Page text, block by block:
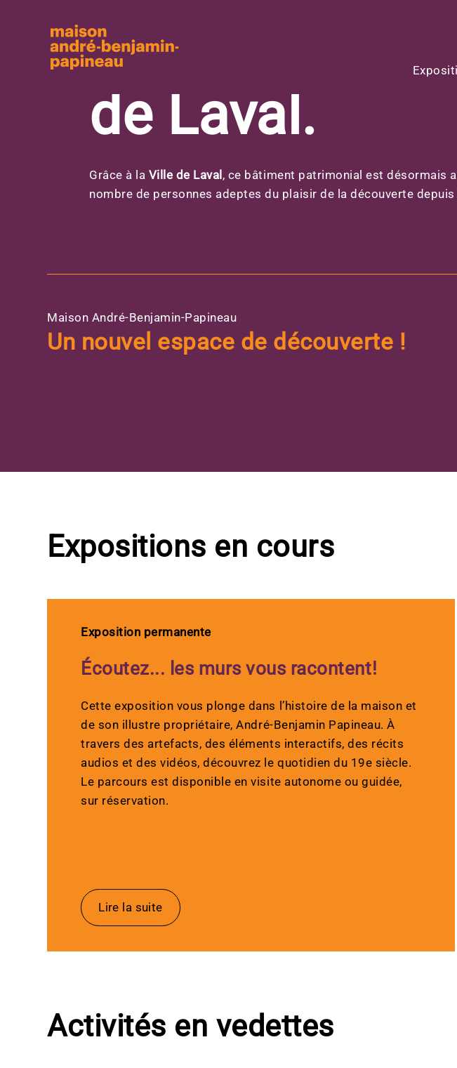
culture et
de Laval.
Grâce à la Ville de Laval , ce bâtiment patrimonial est désormais
nombre de personnes adeptes du plaisir de la découverte depuis
Maison André-Benjamin-Papineau
Un nouvel espace de découverte !
Expositions en cours
Exposition permanente
Écoutez... les murs vous racontent!
Cette exposition vous plonge dans l’histoire de la maison et
de son illustre propriétaire, André-Benjamin Papineau. À
travers des artefacts, des éléments interactifs, des récits
audios et des vidéos, découvrez le quotidien du 19e siècle.
Le parcours est disponible en visite autonome ou guidée,
sur réservation.
Lire la suite
Activités en vedettes